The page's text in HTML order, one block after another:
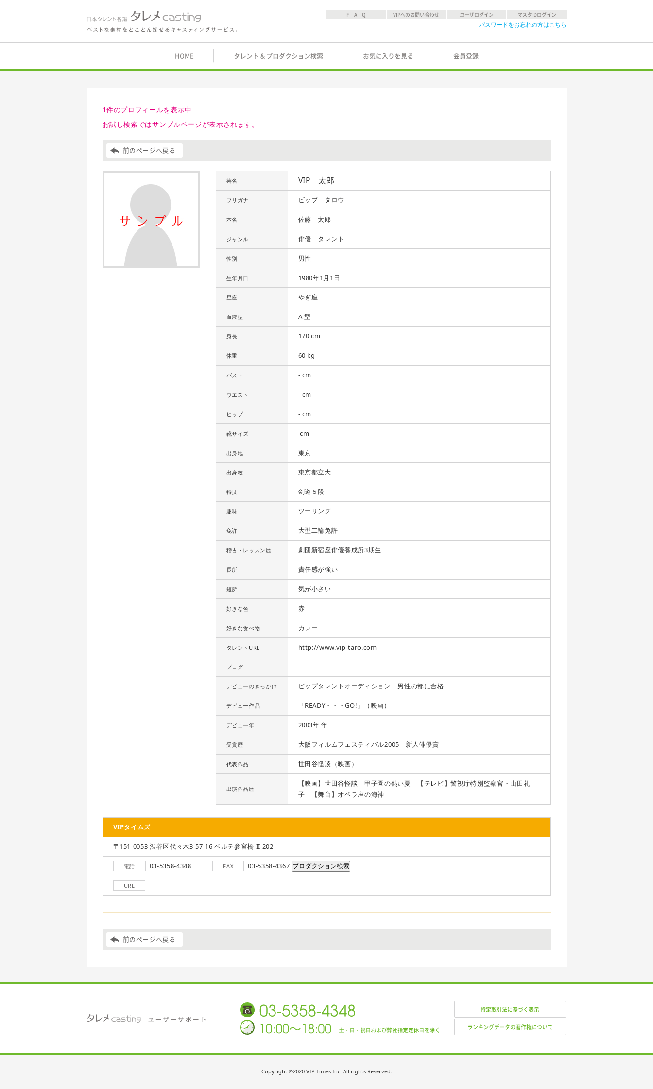
F A Q VIPへのお問い合わせ ユーザログイン マスタIDログイン
パスワードをお忘れの方はこちら
HOME タレント & プロダクション検索 お気に入りを見る 会員登録
1件のプロフィールを表示中
お試し検索ではサンプルページが表示されます。
前のページへ戻る
芸名 VIP 太郎
フリガナ ビップ タロウ
本名 佐藤 太郎
ジャンル 俳優 タレント
性別 男性
生年月日 1980年1月1日
星座 やぎ座
血液型 A 型
身長 170 cm
体重 60 kg
バスト - cm
ウエスト - cm
ヒップ - cm
靴サイズ cm
出身地 東京
出身校 東京都立大
特技 剣道５段
趣味 ツーリング
免許 大型二輪免許
稽古・レッスン歴 劇団新宿座俳優養成所3期生
長所 責任感が強い
短所 気が小さい
好きな色 赤
好きな食べ物 カレー
タレントURL http://www.vip-taro.com
ブログ
デビューのきっかけ ビップタレントオーディション 男性の部に合格
デビュー作品 「READY・・・GO!」（映画）
デビュー年 2003年 年
受賞歴 大阪フィルムフェスティバル2005 新人俳優賞
代表作品 世田谷怪談（映画）
出演作品歴
【映画】世田谷怪談 甲子園の熱い夏 【テレビ】警視庁特別監察官・山田礼
子 【舞台】オペラ座の海神
VIPタイムズ
〒151-0053 渋谷区代々木3-57-16 ベルテ参宮橋 II 202
電話 03-5358-4348 FAX 03-5358-4367
URL
前のページへ戻る
特定取引法に基づく表示
ランキングデータの著作権について
Copyright ©2020 VIP Times Inc. All rights Reserved.